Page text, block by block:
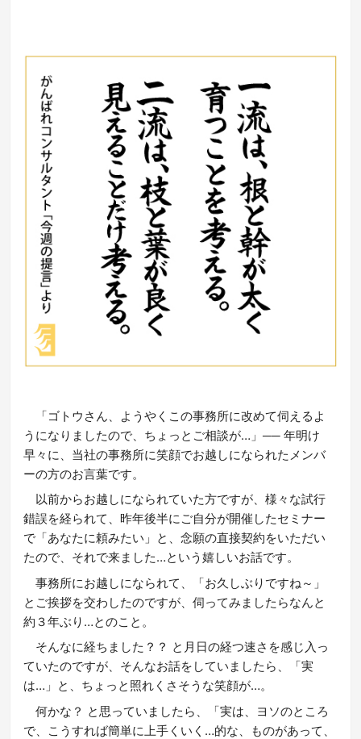
「ゴトウさん、ようやくこの事務所に改めて伺えるよ
うになりましたので、ちょっとご相談が…」── 年明け
早々に、当社の事務所に笑顔でお越しになられたメンバ
ーの方のお言葉です。
以前からお越しになられていた方ですが、様々な試行
錯誤を経られて、昨年後半にご自分が開催したセミナー
で「あなたに頼みたい」と、念願の直接契約をいただい
たので、それで来ました…という嬉しいお話です。
事務所にお越しになられて、「お久しぶりですね～」
とご挨拶を交わしたのですが、伺ってみましたらなんと
約３年ぶり…とのこと。
そんなに経ちました？？ と月日の経つ速さを感じ入っ
ていたのですが、そんなお話をしていましたら、「実
は…」と、ちょっと照れくさそうな笑顔が…。
何かな？ と思っていましたら、「実は、ヨソのところ
で、こうすれば簡単に上手くいく…的な、ものがあって、